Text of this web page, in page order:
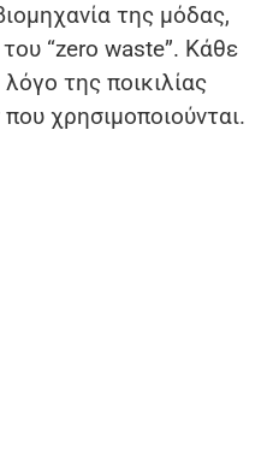
της μόδας,
“zero waste”. Κάθε
της ποικιλίας
χρησιμοποιούνται.